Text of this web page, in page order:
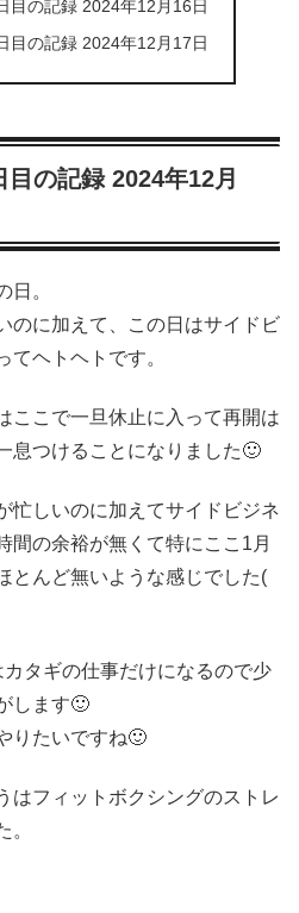
目の記録 2024年12月16日
目の記録 2024年12月17日
の記録 2024年12月
日。
のに加えて、この日はサイドビ
てヘトヘトです。
ここで一旦休止に入って再開は
息つけることになりました🙂
忙しいのに加えてサイドビジネ
間の余裕が無くて特にここ1月
とんど無いような感じでした(
タギの仕事だけになるので少
します🙂
りたいですね🙂
はフィットボクシングのストレ
。